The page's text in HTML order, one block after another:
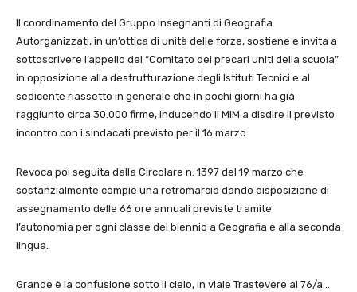
Il coordinamento del Gruppo Insegnanti di Geografia
Autorganizzati, in un’ottica di unità delle forze, sostiene e invita a
sottoscrivere l’appello del “Comitato dei precari uniti della scuola”
in opposizione alla destrutturazione degli Istituti Tecnici e al
sedicente riassetto in generale che in pochi giorni ha già
raggiunto circa 30.000 firme, inducendo il MIM a disdire il previsto
incontro con i sindacati previsto per il 16 marzo.
Revoca poi seguita dalla Circolare n. 1397 del 19 marzo che
sostanzialmente compie una retromarcia dando disposizione di
assegnamento delle 66 ore annuali previste tramite
l’autonomia per ogni classe del biennio a Geografia e alla seconda
lingua.
Grande è la confusione sotto il cielo, in viale Trastevere al 76/a…